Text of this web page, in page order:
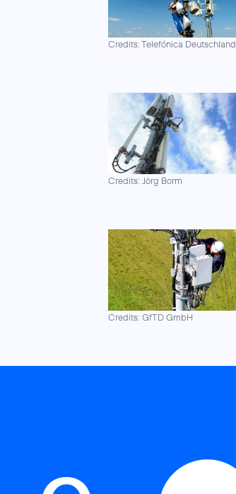
Credits: Telefónica Deutschland
Credits: Jörg Borm
Credits: GfTD GmbH